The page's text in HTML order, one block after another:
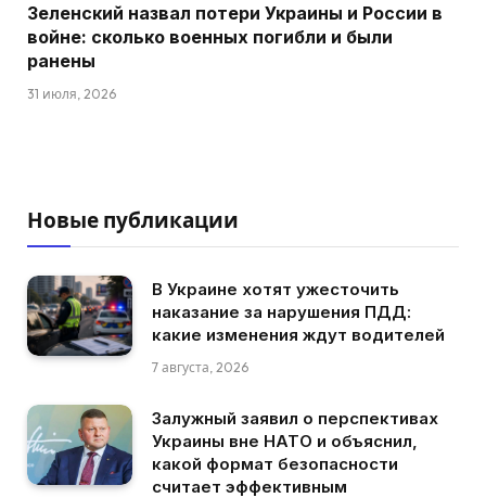
Зеленский назвал потери Украины и России в
войне: сколько военных погибли и были
ранены
31 июля, 2026
Новые публикации
В Украине хотят ужесточить
наказание за нарушения ПДД:
какие изменения ждут водителей
7 августа, 2026
Залужный заявил о перспективах
Украины вне НАТО и объяснил,
какой формат безопасности
считает эффективным